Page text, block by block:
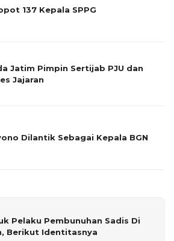
137 Kepala SPPG
Jatim Pimpin Sertijab PJU dan
Jajaran
Dilantik Sebagai Kepala BGN
Pelaku Pembunuhan Sadis Di
Berikut Identitasnya